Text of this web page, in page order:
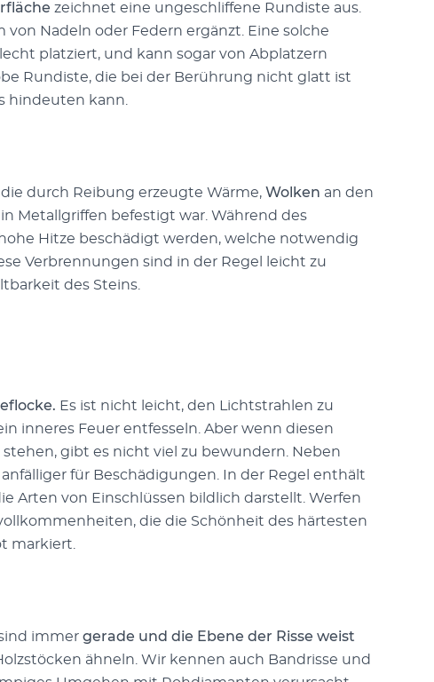
zeichnet eine ungeschliffene Rundiste aus.
von Nadeln oder Federn ergänzt. Eine solche
platziert, und kann sogar von Abplatzern
Rundiste, die bei der Berührung nicht glatt ist
hindeuten kann.
durch Reibung erzeugte Wärme, Wolken an den
Metallgriffen befestigt war. Während des
Hitze beschädigt werden, welche notwendig
Verbrennungen sind in der Regel leicht zu
des Steins.
Es ist nicht leicht, den Lichtstrahlen zu
inneres Feuer entfesseln. Aber wenn diesen
gibt es nicht viel zu bewundern. Neben
für Beschädigungen. In der Regel enthält
Arten von Einschlüssen bildlich darstellt. Werfen
die die Schönheit des härtesten
markiert.
immer gerade und die Ebene der Risse weist
ähneln. Wir kennen auch Bandrisse und